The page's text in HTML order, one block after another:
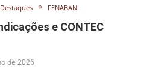
Destaques FENABAN
e CONTEC
de 2026